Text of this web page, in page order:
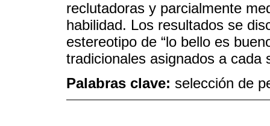
reclutadoras y parcialmente
habilidad. Los resultados se
estereotipo de “lo bello es
tradicionales asignados a cada
Palabras clave: selección de